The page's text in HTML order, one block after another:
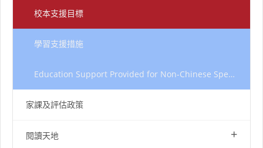
校本支援目標
學習支援措施
Education Support Provided for Non-Chinese Speaking (NCS) Student(s)
家課及評估政策
閱讀天地 +